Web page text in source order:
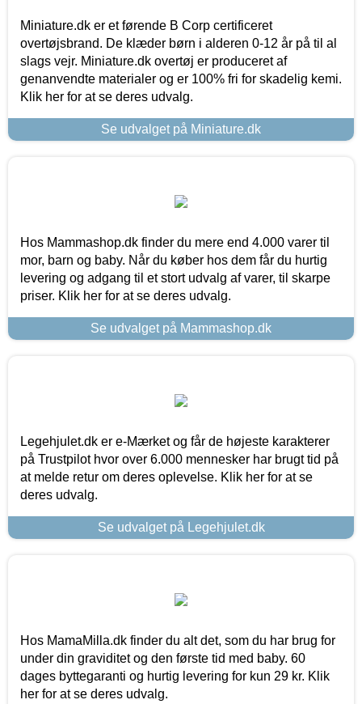
Miniature.dk er et førende B Corp certificeret
overtøjsbrand. De klæder børn i alderen 0-12 år på til al
slags vejr. Miniature.dk overtøj er produceret af
genanvendte materialer og er 100% fri for skadelig kemi.
Klik her for at se deres udvalg.
Se udvalget på Miniature.dk
Hos Mammashop.dk finder du mere end 4.000 varer til
mor, barn og baby. Når du køber hos dem får du hurtig
levering og adgang til et stort udvalg af varer, til skarpe
priser. Klik her for at se deres udvalg.
Se udvalget på Mammashop.dk
Legehjulet.dk er e-Mærket og får de højeste karakterer
på Trustpilot hvor over 6.000 mennesker har brugt tid på
at melde retur om deres oplevelse. Klik her for at se
deres udvalg.
Se udvalget på Legehjulet.dk
Hos MamaMilla.dk finder du alt det, som du har brug for
under din graviditet og den første tid med baby. 60
dages byttegaranti og hurtig levering for kun 29 kr. Klik
her for at se deres udvalg.